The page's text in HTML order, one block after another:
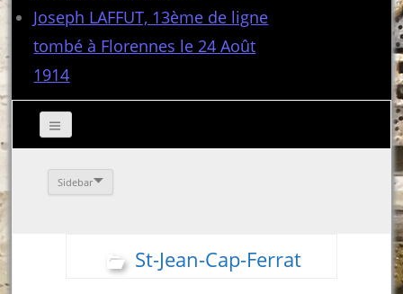
Joseph LAFFUT, 13ème de ligne
tombé à Florennes le 24 Août
1914
Sidebar
St-Jean-Cap-Ferrat